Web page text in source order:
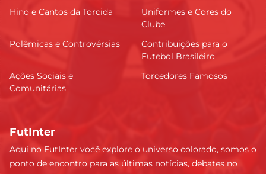
Hino e Cantos da Torcida
Uniformes e Cores do
Clube
Polêmicas e Controvérsias
Contribuições para o
Futebol Brasileiro
Ações Sociais e
Comunitárias
Torcedores Famosos
FutInter
Aqui no FutInter você explore o universo colorado, somos o
ponto de encontro para as últimas notícias, debates no